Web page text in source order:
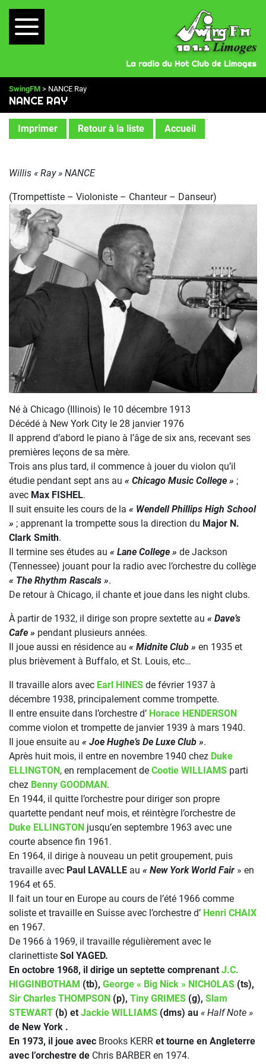
SwingFM > NANCE Ray
NANCE RAY
Imprimer Retour à la liste Accueil
Willis « Ray » NANCE
(Trompettiste – Violoniste – Chanteur – Danseur)
Né à Chicago (Illinois) le 10 décembre 1913
Décédé à New York City le 28 janvier 1976
Il apprend d’abord le piano à l’âge de six ans, recevant ses
premières leçons de sa mère.
Trois ans plus tard, il commence à jouer du violon qu’il
étudie pendant sept ans au « Chicago Music College » ;
avec Max FISHEL.
Il suit ensuite les cours de la « Wendell Phillips High School
» ; apprenant la trompette sous la direction du Major N.
Clark Smith.
Il termine ses études au « Lane College » de Jackson
(Tennessee) jouant pour la radio avec l’orchestre du collège
« The Rhythm Rascals ».
De retour à Chicago, il chante et joue dans les night clubs.
À partir de 1932, il dirige son propre sextette au « Dave’s
Cafe » pendant plusieurs années.
Il joue aussi en résidence au « Midnite Club » en 1935 et
plus brièvement à Buffalo, et St. Louis, etc…
Il travaille alors avec Earl HINES de février 1937 à
décembre 1938, principalement comme trompette.
Il entre ensuite dans l’orchestre d’ Horace HENDERSON
comme violon et trompette de janvier 1939 à mars 1940.
Il joue ensuite au « Joe Hughe’s De Luxe Club ».
Après huit mois, il entre en novembre 1940 chez Duke
ELLINGTON , en remplacement de Cootie WILLIAMS parti
chez Benny GOODMAN .
En 1944, il quitte l’orchestre pour diriger son propre
quartette pendant neuf mois, et réintègre l’orchestre de
Duke ELLINGTON jusqu’en septembre 1963 avec une
courte absence fin 1961.
En 1964, il dirige à nouveau un petit groupement, puis
travaille avec Paul LAVALLE au « New York World Fair » en
1964 et 65.
Il fait un tour en Europe au cours de l’été 1966 comme
soliste et travaille en Suisse avec l’orchestre d’ Henri CHAIX
en 1967.
De 1966 à 1969, il travaille régulièrement avec le
clarinettiste Sol YAGED.
En octobre 1968, il dirige un septette comprenant J.C.
HIGGINBOTHAM (tb), George « Big Nick » NICHOLAS (ts),
Sir Charles THOMPSON (p), Tiny GRIMES (g), Slam
STEWART (b) et Jackie WILLIAMS (dms) au « Half Note »
de New York .
En 1973, il joue avec Brooks KERR et tourne en Angleterre
avec l’orchestre de Chris BARBER en 1974.